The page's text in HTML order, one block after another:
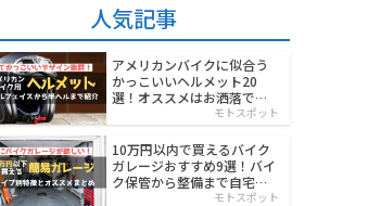
人気記事
アメリカンバイクに似合う
かっこいいヘルメット20
選！オススメはお洒落でワ
モトスポット
10万円以内で買えるバイク
ガレージおすすめ9選！バイ
ク保管から整備まで自宅で
モトスポット